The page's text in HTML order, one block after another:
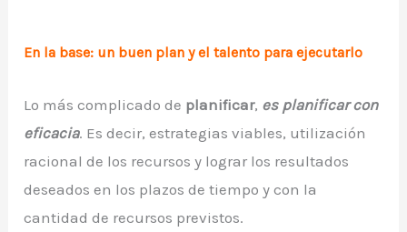
En la base: un buen plan y el talento para ejecutarlo
Lo más complicado de planificar, es planificar con
eficacia. Es decir, estrategias viables, utilización
racional de los recursos y lograr los resultados
deseados en los plazos de tiempo y con la
cantidad de recursos previstos.